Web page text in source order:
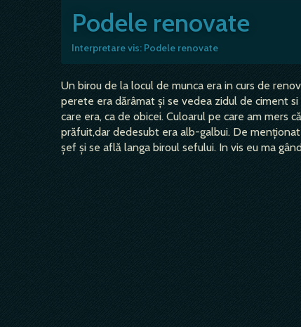
Podele renovate
Interpretare vis: Podele renovate
Un birou de la locul de munca era in curs de
perete era dărâmat și se vedea zidul de ciment
care era, ca de obicei. Culoarul pe care am mers
prăfuit,dar dedesubt era alb-galbui. De
șef și se află langa biroul sefului. In vis eu ma